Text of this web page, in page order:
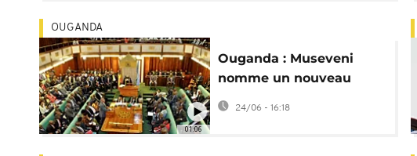
01:06
OUGANDA
Ouganda : Museveni
nomme un nouveau
gouvernement, 28
24/06 - 16:18